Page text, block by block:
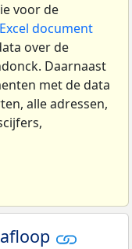
voor de
Excel document
over de
Daarnaast
met de data
alle adressen,